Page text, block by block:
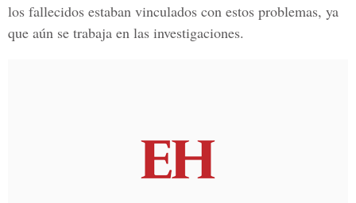
los fallecidos estaban vinculados con estos problemas, ya
que aún se trabaja en las investigaciones.